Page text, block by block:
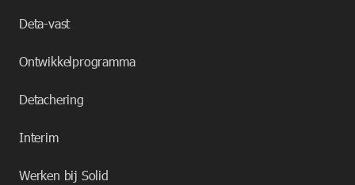
Deta-vast
Ontwikkelprogramma
Detachering
Interim
Werken bij Solid